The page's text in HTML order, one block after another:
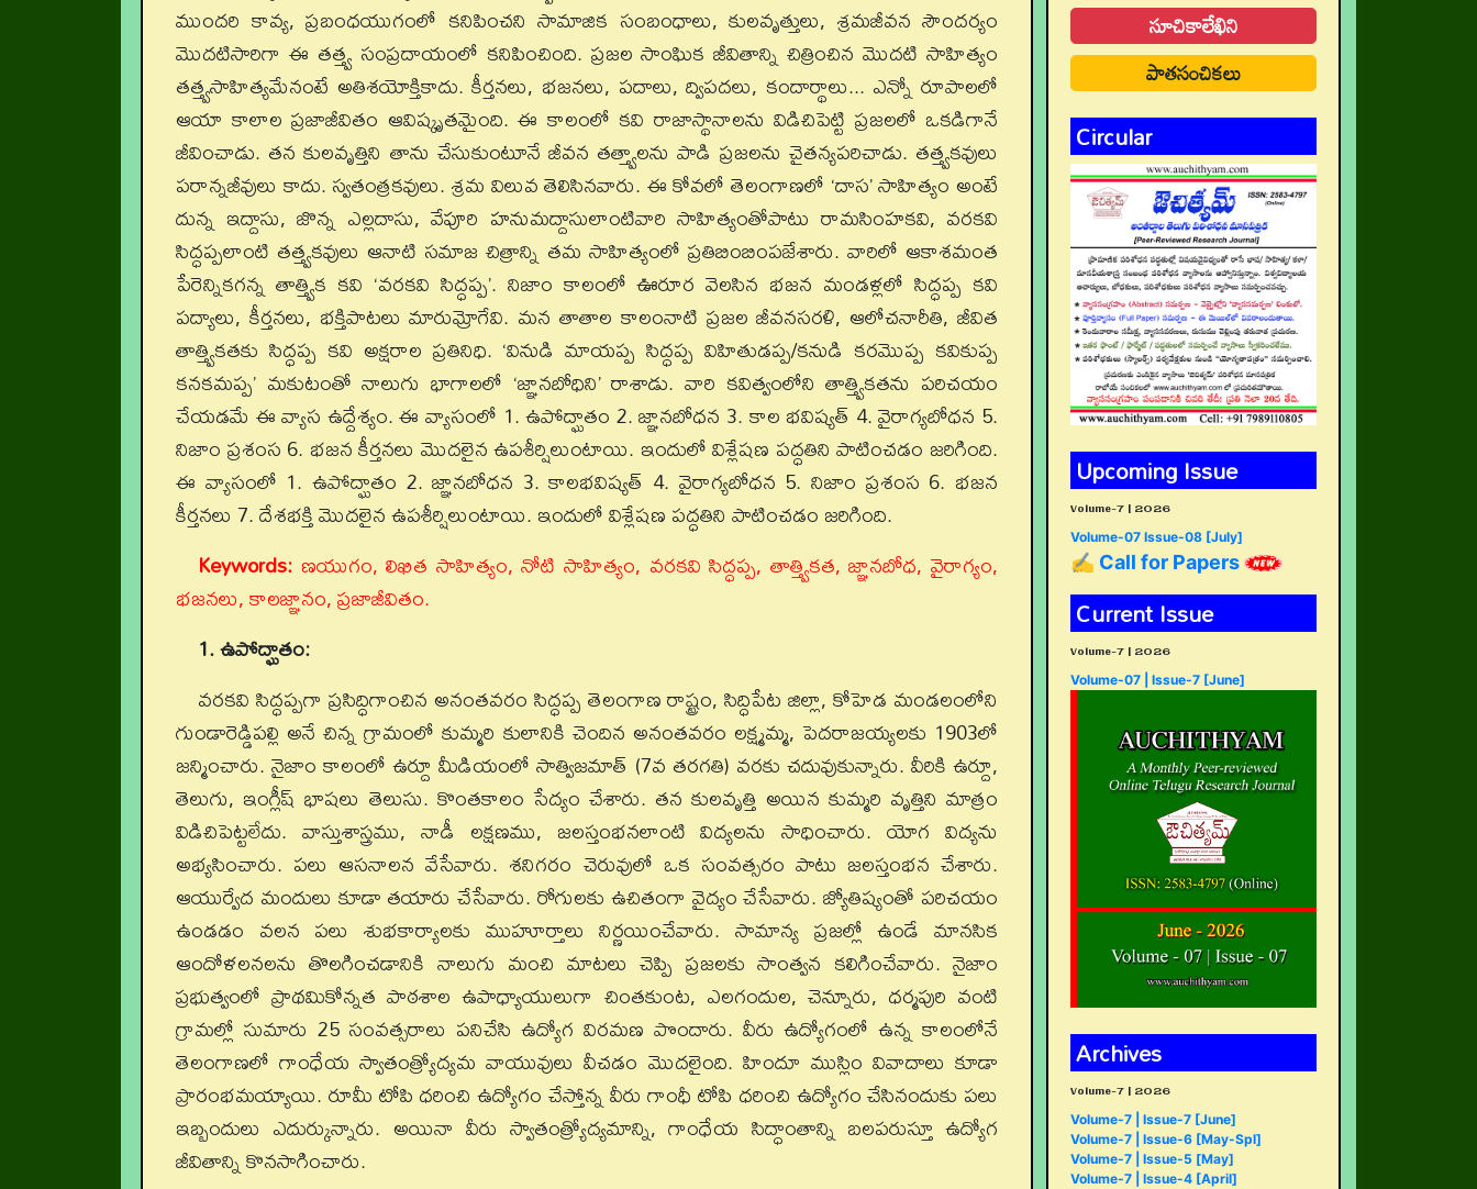
ముందరి కావ్య, ప్రబంధయుగంలో కనిపించని సామాజిక సంబంధాలు, కులవృత్తులు, శ్రమజీవన సౌందర్యం
మొదటిసారిగా ఈ తత్త్వ సంప్రదాయంలో కనిపించింది. ప్రజల సాంఘిక జీవితాన్ని చిత్రించిన మొదటి సాహిత్యం
తత్త్వసాహిత్యమేనంటే అతిశయోక్తికాదు. కీర్తనలు, భజనలు, పదాలు, ద్విపదలు, కందార్థాలు... ఎన్నో రూపాలలో
ఆయా కాలాల ప్రజాజీవితం ఆవిష్కృతమైంది. ఈ కాలంలో కవి రాజాస్థానాలను విడిచిపెట్టి ప్రజలలో ఒకడిగానే
జీవించాడు. తన కులవృత్తిని తాను చేసుకుంటూనే జీవన తత్త్వాలను పాడి ప్రజలను చైతన్యపరిచాడు. తత్త్వకవులు
పరాన్నజీవులు కాదు. స్వతంత్రకవులు. శ్రమ విలువ తెలిసినవారు. ఈ కోవలో తెలంగాణలో ‘దాస’ సాహిత్యం అంటే
దున్న ఇద్దాసు, జొన్న ఎల్లదాసు, వేపూరి హనుమద్దాసులాంటివారి సాహిత్యంతోపాటు రామసింహకవి, వరకవి
సిద్ధప్పలాంటి తత్త్వకవులు ఆనాటి సమాజ చిత్రాన్ని తమ సాహిత్యంలో ప్రతిబింబింపజేశారు. వారిలో ఆకాశమంత
పేరెన్నికగన్న తాత్త్విక కవి ‘వరకవి సిద్ధప్ప’. నిజాం కాలంలో ఊరూర వెలసిన భజన మండళ్లలో సిద్ధప్ప కవి
పద్యాలు, కీర్తనలు, భక్తిపాటలు మారుమ్రోగేవి. మన తాతాల కాలంనాటి ప్రజల జీవనసరళి, ఆలోచనారీతి, జీవిత
తాత్త్వికతకు సిద్ధప్ప కవి అక్షరాల ప్రతినిధి. ‘వినుడి మాయప్ప సిద్ధప్ప విహితుడప్ప/కనుడి కరమొప్ప కవికుప్ప
కనకమప్ప’ మకుటంతో నాలుగు భాగాలలో ‘జ్ఞానబోధిని’ రాశాడు. వారి కవిత్వంలోని తాత్త్వికతను పరిచయం
చేయడమే ఈ వ్యాస ఉద్దేశ్యం. ఈ వ్యాసంలో 1. ఉపోద్ఘాతం 2. జ్ఞానబోధన 3. కాల భవిష్యత్ 4. వైరాగ్యబోధన 5.
నిజాం ప్రశంస 6. భజన కీర్తనలు మొదలైన ఉపశీర్షిలుంటాయి. ఇందులో విశ్లేషణ పద్ధతిని పాటించడం జరిగింది.
ఈ వ్యాసంలో 1. ఉపోద్ఘాతం 2. జ్ఞానబోధన 3. కాలభవిష్యత్ 4. వైరాగ్యబోధన 5. నిజాం ప్రశంస 6. భజన
కీర్తనలు 7. దేశభక్తి మొదలైన ఉపశీర్షిలుంటాయి. ఇందులో విశ్లేషణ పద్ధతిని పాటించడం జరిగింది.
Keywords: ణయుగం, లిఖిత సాహిత్యం, నోటి సాహిత్యం, వరకవి సిద్ధప్ప, తాత్త్వికత, జ్ఞానబోధ, వైరాగ్యం,
భజనలు, కాలజ్ఞానం, ప్రజాజీవితం.
1. ఉపోద్ఘాతం:
వరకవి సిద్ధప్పగా ప్రసిద్ధిగాంచిన అనంతవరం సిద్ధప్ప తెలంగాణ రాష్ట్రం, సిద్ధిపేట జిల్లా, కోహెడ మండలంలోని
గుండారెడ్డిపల్లి అనే చిన్న గ్రామంలో కుమ్మరి కులానికి చెందిన అనంతవరం లక్ష్మమ్మ, పెదరాజయ్యలకు 1903లో
జన్మించారు. నైజాం కాలంలో ఉర్దూ మీడియంలో సాత్విజమాత్‌ (7వ తరగతి) వరకు చదువుకున్నారు. వీరికి ఉర్దూ,
తెలుగు, ఇంగ్లీష్‌ భాషలు తెలుసు. కొంతకాలం సేద్యం చేశారు. తన కులవృత్తి అయిన కుమ్మరి వృత్తిని మాత్రం
విడిచిపెట్టలేదు. వాస్తుశాస్త్రము, నాడీ లక్షణము, జలస్తంభనలాంటి విద్యలను సాధించారు. యోగ విద్యను
అభ్యసించారు. పలు ఆసనాలన వేసేవారు. శనిగరం చెరువులో ఒక సంవత్సరం పాటు జలస్తంభన చేశారు.
ఆయుర్వేద మందులు కూడా తయారు చేసేవారు. రోగులకు ఉచితంగా వైద్యం చేసేవారు. జ్యోతిష్యంతో పరిచయం
ఉండడం వలన పలు శుభకార్యాలకు ముహూర్తాలు నిర్ణయించేవారు. సామాన్య ప్రజల్లో ఉండే మానసిక
ఆందోళలనలను తొలగించడానికి నాలుగు మంచి మాటలు చెప్పి ప్రజలకు సాంత్వన కలిగించేవారు. నైజాం
ప్రభుత్వంలో ప్రాథమికోన్నత పాఠశాల ఉపాధ్యాయులుగా చింతకుంట, ఎలగందుల, చెన్నూరు, ధర్మపురి వంటి
గ్రామల్లో సుమారు 25 సంవత్సరాలు పనిచేసి ఉద్యోగ విరమణ పొందారు. వీరు ఉద్యోగంలో ఉన్న కాలంలోనే
తెలంగాణలో గాంధేయ స్వాతంత్య్రోద్యమ వాయువులు వీచడం మొదలైంది. హిందూ ముస్లిం వివాదాలు కూడా
ప్రారంభమయ్యాయి. రూమీ టోపి ధరించి ఉద్యోగం చేస్తోన్న వీరు గాంధీ టోపి ధరించి ఉద్యోగం చేసినందుకు పలు
ఇబ్బందులు ఎదుర్కున్నారు. అయినా వీరు స్వాతంత్య్రోద్యమాన్ని, గాంధేయ సిద్ధాంతాన్ని బలపరుస్తూ ఉద్యోగ
జీవితాన్ని కొనసాగించారు.
సూచికాలేఖిని
పాతసంచికలు
Circular
Upcoming Issue
Volume-7 | 2026
Volume-07 Issue-08 [July]
✍ Call for Papers
Current Issue
Volume-7 | 2026
Volume-07 | Issue-7 [June]
Archives
Volume-7 | 2026
Volume-7 | Issue-7 [June]
Volume-7 | Issue-6 [May-Spl]
Volume-7 | Issue-5 [May]
Volume-7 | Issue-4 [April]